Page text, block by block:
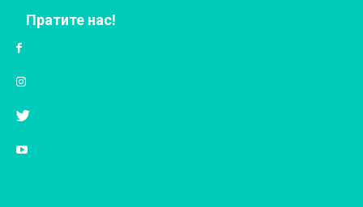
Пратите нас!